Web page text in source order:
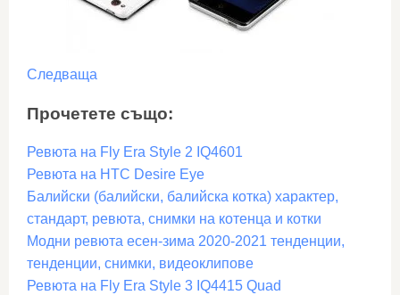
Следваща
Прочетете също:
Ревюта на Fly Era Style 2 IQ4601
Ревюта на HTC Desire Eye
Балийски (балийски, балийска котка) характер,
стандарт, ревюта, снимки на котенца и котки
Модни ревюта есен-зима 2020-2021 тенденции,
тенденции, снимки, видеоклипове
Ревюта на Fly Era Style 3 IQ4415 Quad